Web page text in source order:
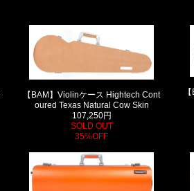
【BAM】Violinケース Hightech Cont
oured Texas Natural Cow Skin
107,250円
SOLD OUT
35%OFF